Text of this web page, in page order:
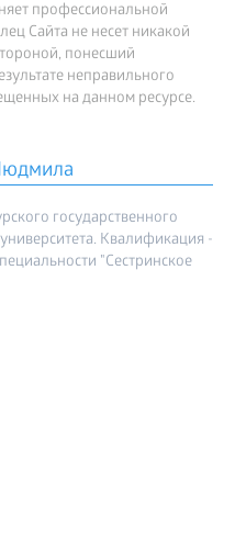
профессиональной
Сайта не несет никакой
понесший
неправильного
на данном ресурсе.
государственного
Квалификация -
"Сестринское